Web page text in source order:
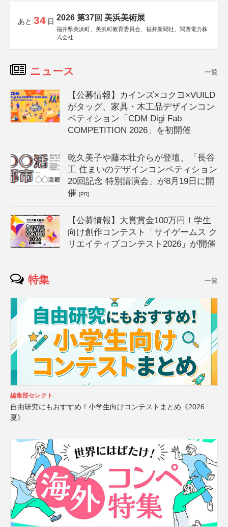
あと 34 日 2026 第37回 美浜美術展
福井県美浜町、美浜町教育委員会、福井新聞社、関西電力株
式会社
ニュース 一覧
【公募情報】カインズ×コクヨ×VUILD
がタッグ、家具・木工品デザインコン
ペティション「CDM Digi Fab
COMPETITION 2026」を初開催
乾久美子や藤本壮介らが登壇、「長谷
工 住まいのデザインコンペティション
20回記念 特別講演会」が8月19日に開
催[PR]
【公募情報】大賞賞金100万円！学生
向け創作コンテスト「サイゲームス ク
リエイティブコンテスト2026」が開催
特集 一覧
編集部セレクト
自由研究にもおすすめ！小学生向けコンテストまとめ《2026
夏》